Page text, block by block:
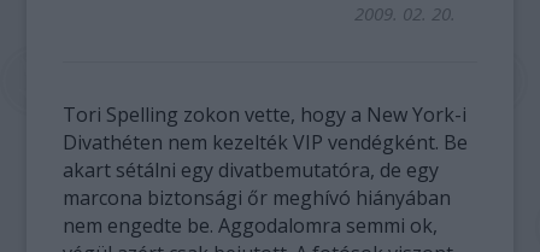
2009. 02. 20.
Tori Spelling zokon vette, hogy a New York-i
Divathéten nem kezelték VIP vendégként. Be
akart sétálni egy divatbemutatóra, de egy
marcona biztonsági őr meghívó hiányában
nem engedte be. Aggodalomra semmi ok,